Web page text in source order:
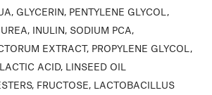
GLYCERIN, PENTYLENE GLYCOL,
INULIN, SODIUM PCA,
EXTRACT, PROPYLENE GLYCOL,
ACID, LINSEED OIL
FRUCTOSE, LACTOBACILLUS